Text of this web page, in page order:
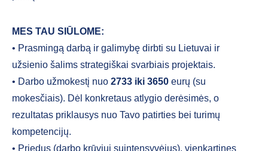
MES TAU SIŪLOME:
• Prasmingą darbą ir galimybę dirbti su Lietuvai ir
užsienio šalims strategiškai svarbiais projektais.
• Darbo užmokestį nuo 2733 iki 3650 eurų (su
mokesčiais). Dėl konkretaus atlygio derėsimės, o
rezultatas priklausys nuo Tavo patirties bei turimų
kompetencijų.
• Priedus (darbo krūviui suintensyvėjus), vienkartines